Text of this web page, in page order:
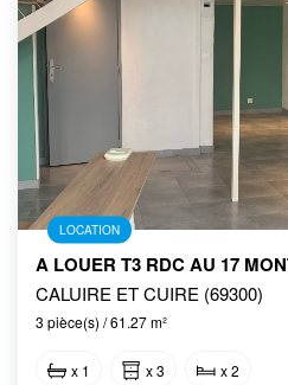
LOCATION
CALUIRE ET CUIRE (69300)
3 pièce(s) / 61.27 m²
x 1 x 3 x 2